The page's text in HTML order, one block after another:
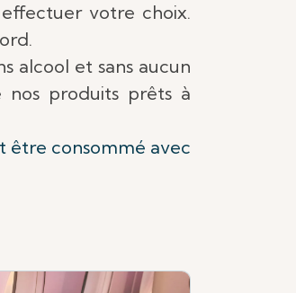
votre choix.
alcool et sans aucun
nos produits prêts à
être consommé avec